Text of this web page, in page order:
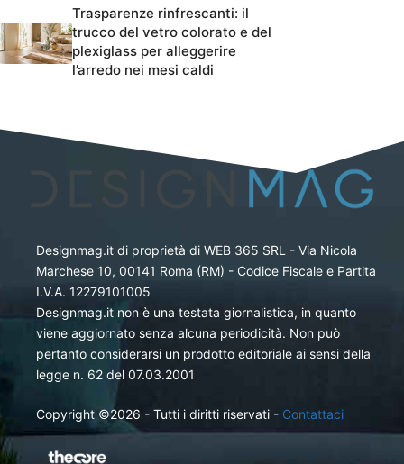
Trasparenze rinfrescanti: il
trucco del vetro colorato e del
plexiglass per alleggerire
l’arredo nei mesi caldi
Designmag.it di proprietà di WEB 365 SRL - Via Nicola
Marchese 10, 00141 Roma (RM) - Codice Fiscale e Partita
I.V.A. 12279101005
Designmag.it non è una testata giornalistica, in quanto
viene aggiornato senza alcuna periodicità. Non può
pertanto considerarsi un prodotto editoriale ai sensi della
legge n. 62 del 07.03.2001
Copyright ©2026 - Tutti i diritti riservati - Contattaci